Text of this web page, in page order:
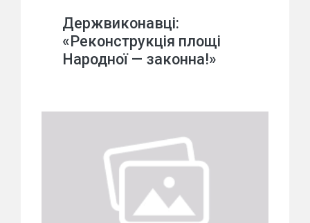
Держвиконавці:
«Реконструкція площі
Народної — законна!»